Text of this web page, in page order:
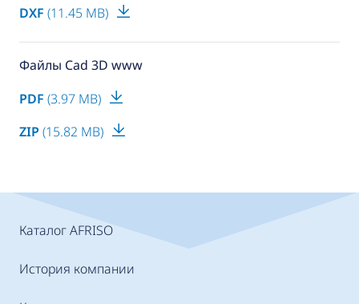
DXF (11.45 MB)
Файлы Cad 3D www
PDF (3.97 MB)
ZIP (15.82 MB)
Каталог AFRISO
История компании